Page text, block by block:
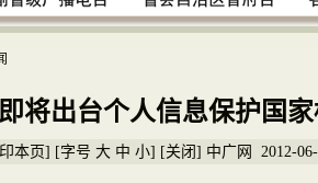
将出台个人信息保护国
本页] [字号 大 中 小] [关闭 ] 中广网 2012-